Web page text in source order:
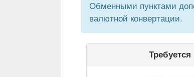
Обменными пунктами
валютной конвертации.
Требуется